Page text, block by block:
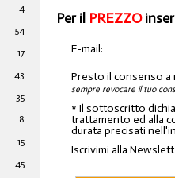
4
54
17
43
35
8
15
45
Per il PREZZO
E-mail:
Presto il consenso
sempre revocare il tuo
* Il sottoscritto
trattamento ed alla
durata precisati
Iscrivimi alla